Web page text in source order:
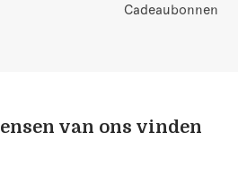
Cadeaubonnen
van ons vinden